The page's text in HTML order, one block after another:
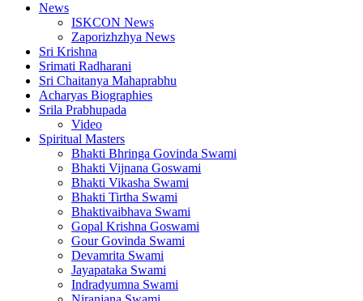
News
ISKCON News
Zaporizhzhya News
Sri Krishna
Srimati Radharani
Sri Chaitanya Mahaprabhu
Acharyas Biographies
Srila Prabhupada
Video
Spiritual Masters
Bhakti Bhringa Govinda Swami
Bhakti Vijnana Goswami
Bhakti Vikasha Swami
Bhakti Tirtha Swami
Bhaktivaibhava Swami
Gopal Krishna Goswami
Gour Govinda Swami
Devamrita Swami
Jayapataka Swami
Indradyumna Swami